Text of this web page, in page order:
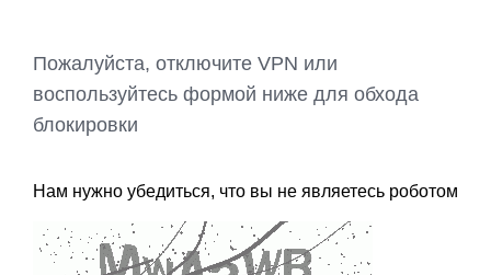
Пожалуйста, отключите VPN или
воспользуйтесь формой ниже для обхода
блокировки
Нам нужно убедиться, что вы не являетесь роботом